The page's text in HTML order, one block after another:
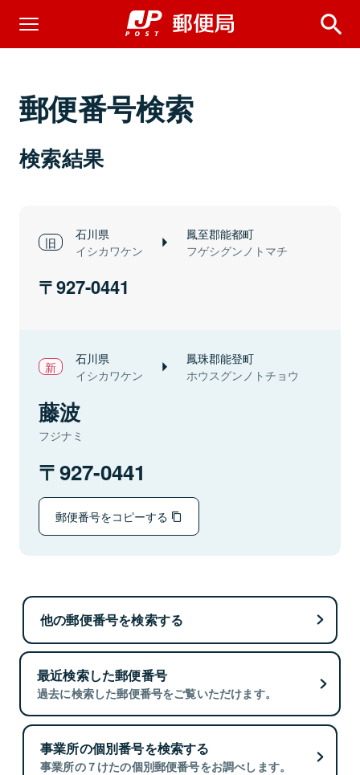
郵便番号検索
検索結果
石川県
イシカワケン
鳳至郡能都町
フゲシグンノトマチ
927-0441
石川県
イシカワケン
鳳珠郡能登町
ホウスグンノトチョウ
藤波
フジナミ
927-0441
郵便番号をコピーする
他の郵便番号を検索する
最近検索した郵便番号
過去に検索した郵便番号をご覧いただけます。
事業所の個別番号を検索する
事業所の７けたの個別郵便番号をお調べします。